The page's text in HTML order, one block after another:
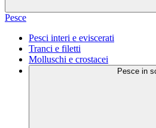
Pesce
Pesci interi e eviscerati
Tranci e filetti
Molluschi e crostacei
Pesce in